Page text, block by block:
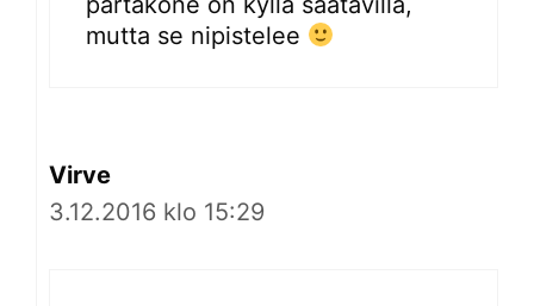
mutta se nipistelee
Virve
3.12.2016 klo 15:29